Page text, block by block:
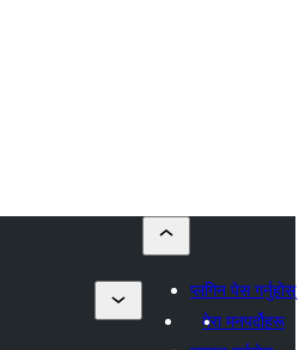
प्लगिन पेस गर्नुहोस्
मेरा मनपर्दोहरू